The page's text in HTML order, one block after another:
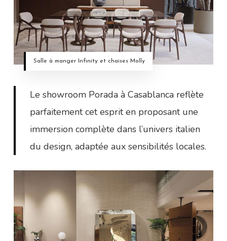
Salle à manger Infinity et chaises Molly
Le showroom Porada à Casablanca reflète
parfaitement cet esprit en proposant une
immersion complète dans l’univers italien
du design, adaptée aux sensibilités locales.